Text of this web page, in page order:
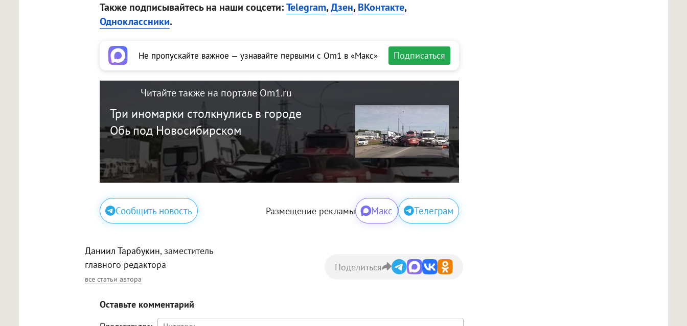
Также подписывайтесь на наши соцсети:Telegram,Дзен,ВКонтакте,
Одноклассники.
Не пропускайте важное — узнавайте первыми с Om1 в «Макс» Подписаться
Читайте также на портале Om1.ru
Три иномарки столкнулись в городе
Обь под Новосибирском
Сообщить новость Размещение рекламы Макс Телеграм
Даниил Тарабукин, заместитель
главного редактора
все статьи автора
Поделиться
Оставьте комментарий